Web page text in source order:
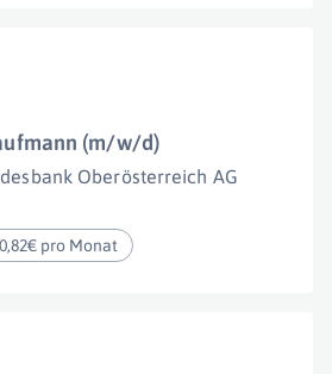
(m/w/d)
Oberösterreich AG
pro Monat